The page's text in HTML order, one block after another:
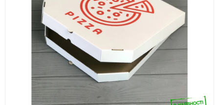
Упаковка для суші
Паперові пакети та куточки
Картонні коробки
Коробки для кондитерських
виробів